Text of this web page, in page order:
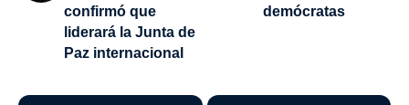
confirmó que
liderará la Junta de
Paz internacional
demócratas